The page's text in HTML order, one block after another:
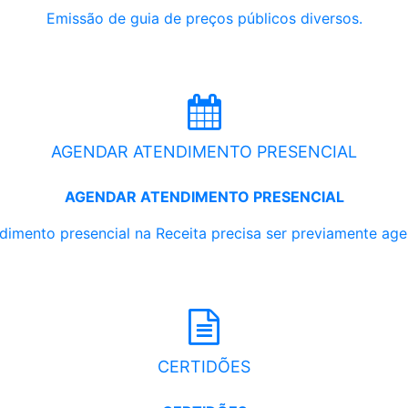
Emissão de guia de preços públicos diversos.
AGENDAR ATENDIMENTO PRESENCIAL
AGENDAR ATENDIMENTO PRESENCIAL
presencial na Receita precisa ser previamente
CERTIDÕES